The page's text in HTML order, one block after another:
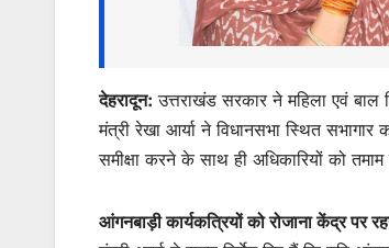
देहरादून: उत्तराखंड सरकार ने महिला एवं
मंत्री रेखा आर्या ने विधानसभा स्थित
समीक्षा करने के साथ ही अधिकारियों को तमाम
आंगनबाड़ी कार्यकत्रियों को रोजाना केंद्र पर